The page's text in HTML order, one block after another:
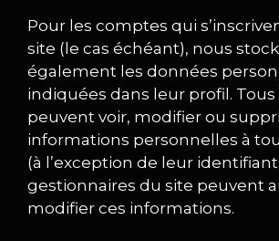
Pour les comptes qui
site (le cas échéant), nous
également les données
indiquées dans leur profil.
peuvent voir, modifier ou
informations personnelles à
(à l’exception de leur
gestionnaires du site peuvent
modifier ces informations.